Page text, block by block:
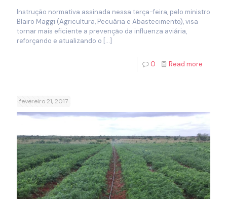
Instrução normativa assinada nessa terça-feira, pelo ministro
Blairo Maggi (Agricultura, Pecuária e Abastecimento), visa
tornar mais eficiente a prevenção da influenza aviária,
reforçando e atualizando o […]
0 Read more
fevereiro 21, 2017